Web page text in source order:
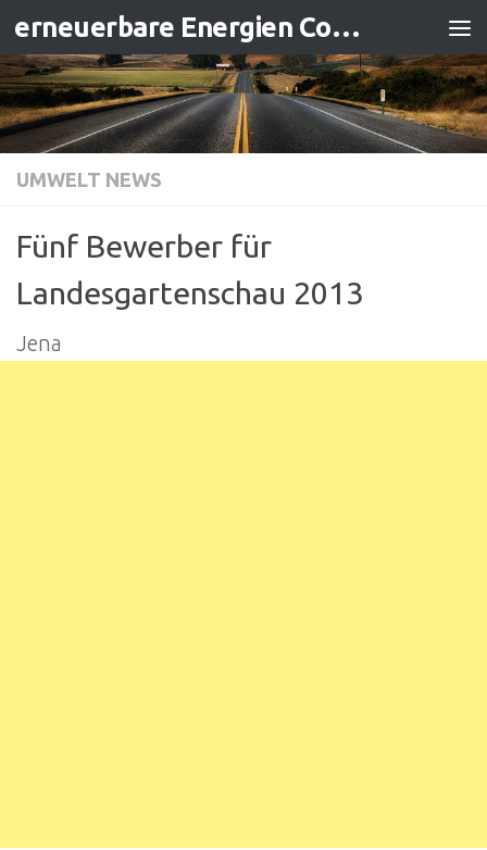
Zum Inhalt springen erneuerbare Energien Contracting
UMWELT NEWS
Fünf Bewerber für
Landesgartenschau 2013
Jena